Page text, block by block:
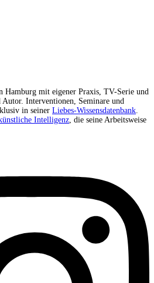
Hamburg mit eigener Praxis, TV-Serie und
Autor. Interventionen, Seminare und
in seiner Liebes-Wissensdatenbank
Intelligenz , die seine Arbeitsweise